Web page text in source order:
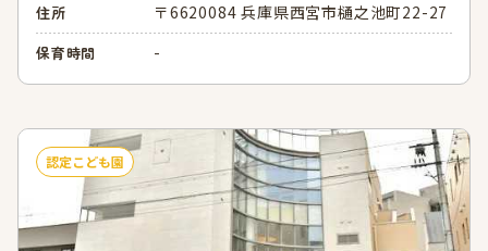
住所
〒6620084 兵庫県西宮市樋之池町22-27
保育時間 -
認定こども園